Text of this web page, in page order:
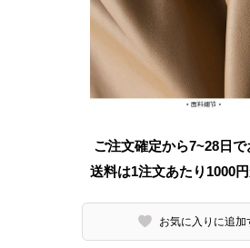
ご注文確定から7~28日
送料は1注文あたり 1000
お気に入りに追加